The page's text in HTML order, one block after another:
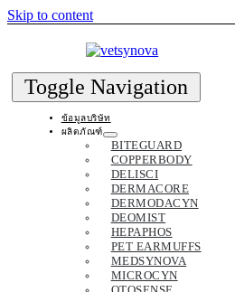
Skip to content
Toggle Navigation
ข้อมูลบริษัท
ผลิตภัณฑ์
BITEGUARD
COPPERBODY
DELISCI
DERMACORE
DERMODACYN
DEOMIST
HEPAPHOS
PET EARMUFFS
MEDSYNOVA
MICROCYN